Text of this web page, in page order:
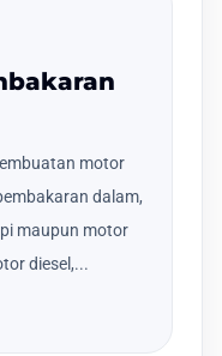
motor
dalam,
maupun motor
diesel,...